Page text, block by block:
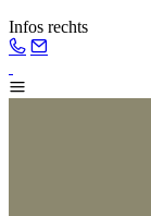
Infos rechts